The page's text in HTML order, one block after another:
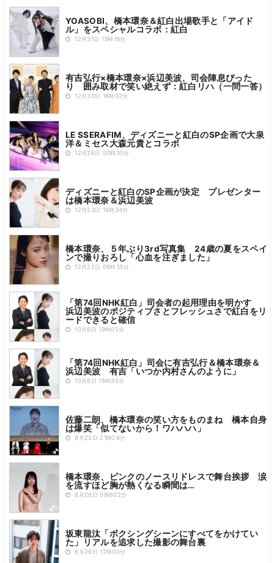
YOASOBI、橋本環奈＆紅白出場歌手と「アイド
ル」をスペシャルコラボ：紅白
12月31日 13時19分
有吉弘行×橋本環奈×浜辺美波、司会陣息ぴった
り 囲み取材で笑い絶えず：紅白リハ（一問一答）
12月30日 18時02分
LE SSERAFIM、ディズニーと紅白のSP企画で大泉
洋＆ミセス大森元貴とコラボ
12月26日 00時35分
ディズニーと紅白のSP企画が決定 プレゼンター
は橋本環奈＆浜辺美波
12月23日 15時34分
橋本環奈、５年ぶり3rd写真集 24歳の夏をスペイ
ンで撮りおろし「心血を注ぎました」
12月22日 06時35分
「第74回NHK紅白」司会者の起用理由を明かす
浜辺美波のポジティブさとフレッシュさで紅白をリ
ードできると確信
10月6日 19時05分
「第74回NHK紅白」司会に有吉弘行＆橋本環奈＆
浜辺美波 有吉「いつか内村さんのように」
10月6日 18時35分
佐藤二朗、橋本環奈の笑い方をものまね 橋本自身
は爆笑「似てないから！ワハハハ」
9月25日 21時28分
橋本環奈、ピンクのノースリドレスで舞台挨拶 涙
を流すほど胸が熱くなる瞬間は…
8月28日 08時02分
坂東龍汰「ボクシングシーンにすべてをかけてい
た」リアルを追求した撮影の舞台裏
8月26日 12時00分